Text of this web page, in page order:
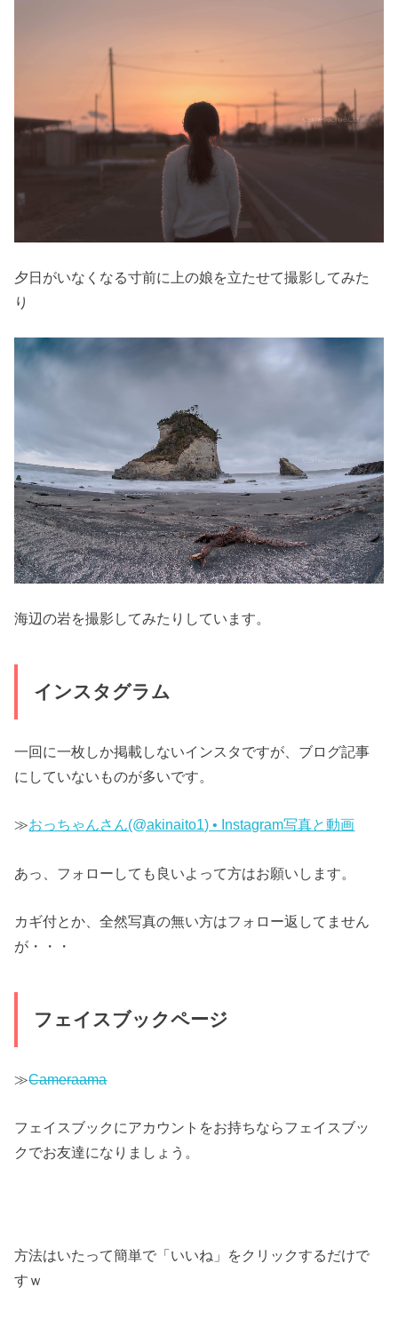
夕日がいなくなる寸前に上の娘を立たせて撮影してみた
り
海辺の岩を撮影してみたりしています。
インスタグラム
一回に一枚しか掲載しないインスタですが、ブログ記事
にしていないものが多いです。
≫おっちゃんさん(@akinaito1) • Instagram写真と動画
あっ、フォローしても良いよって方はお願いします。
カギ付とか、全然写真の無い方はフォロー返してません
が・・・
フェイスブックページ
≫Cameraama
フェイスブックにアカウントをお持ちならフェイスブッ
クでお友達になりましょう。
方法はいたって簡単で「いいね」をクリックするだけで
すｗ